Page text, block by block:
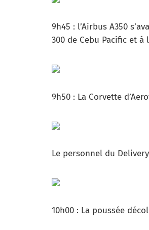
9h45 : l’Airbus A350
300 de Cebu Pacific et à
9h50 : La Corvette
Le personnel du
10h00 : La poussée